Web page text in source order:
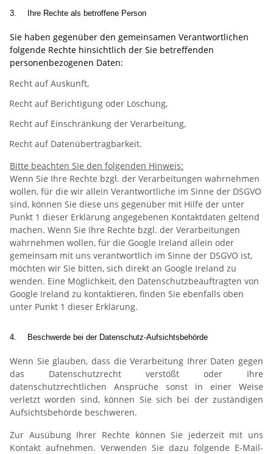
3. Ihre Rechte als betroffene Person
Sie haben gegenüber den gemeinsamen Verantwortlichen
folgende Rechte hinsichtlich der Sie betreffenden
personenbezogenen Daten:
Recht auf Auskunft,
Recht auf Berichtigung oder Löschung,
Recht auf Einschränkung der Verarbeitung,
Recht auf Datenübertragbarkeit.
Bitte beachten Sie den folgenden Hinweis:
Wenn Sie Ihre Rechte bzgl. der Verarbeitungen wahrnehmen
wollen, für die wir allein Verantwortliche im Sinne der DSGVO
sind, können Sie diese uns gegenüber mit Hilfe der unter
Punkt 1 dieser Erklärung angegebenen Kontaktdaten geltend
machen. Wenn Sie Ihre Rechte bzgl. der Verarbeitungen
wahrnehmen wollen, für die Google Ireland allein oder
gemeinsam mit uns verantwortlich im Sinne der DSGVO ist,
möchten wir Sie bitten, sich direkt an Google Ireland zu
wenden. Eine Möglichkeit, den Datenschutzbeauftragten von
Google Ireland zu kontaktieren, finden Sie ebenfalls oben
unter Punkt 1 dieser Erklärung.
4. Beschwerde bei der Datenschutz-Aufsichtsbehörde
Wenn Sie glauben, dass die Verarbeitung Ihrer Daten gegen
das Datenschutzrecht verstößt oder Ihre
datenschutzrechtlichen Ansprüche sonst in einer Weise
verletzt worden sind, können Sie sich bei der zuständigen
Aufsichtsbehörde beschweren.
Zur Ausübung Ihrer Rechte können Sie jederzeit mit uns
Kontakt aufnehmen. Verwenden Sie dazu folgende E-Mail-